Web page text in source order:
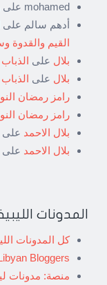
mohamed على
أدهم سالم على
القيم والقدوة
بلال على
بلال على
رامز رمضان
رامز رمضان
بلال الاحمد على
بلال الاحمد على
المدونات
كل المدونات
Bloggers
منصة: مدونات